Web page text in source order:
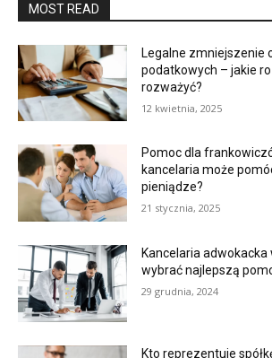
MOST READ
Legalne zmniejszenie
podatkowych – jakie
rozważyć?
12 kwietnia, 2025
Pomoc dla
kancelaria może
pieniądze?
21 stycznia, 2025
Kancelaria adwokacka
wybrać najlepszą
29 grudnia, 2024
Kto reprezentuje